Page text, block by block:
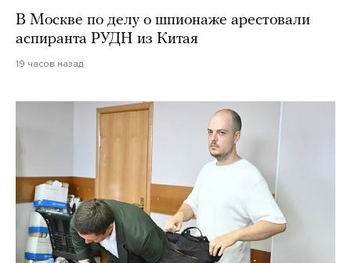
В Москве по делу о шпионаже арестовали
аспиранта РУДН из Китая
19 часов назад